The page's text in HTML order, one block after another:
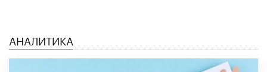
АНАЛИТИКА